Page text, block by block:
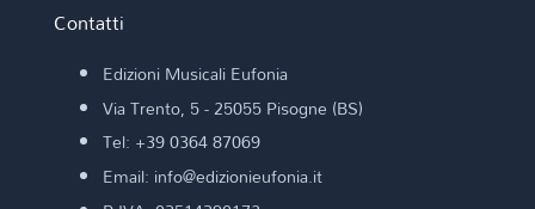
Contatti
Edizioni Musicali Eufonia
Via Trento, 5 - 25055 Pisogne (BS)
Tel: +39 0364 87069
Email: info@edizionieufonia.it